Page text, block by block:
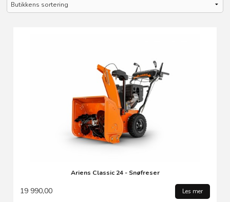
Ariens Classic 24 - Snøfreser
19 990,00 Les mer